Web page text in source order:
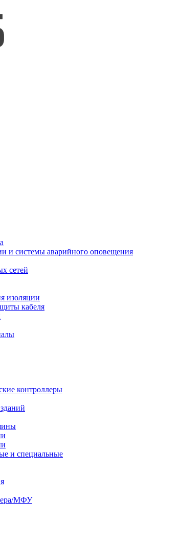
и системы аварийного оповещения
сетей
изоляции
кабеля
контроллеры
и специальные
МФУ